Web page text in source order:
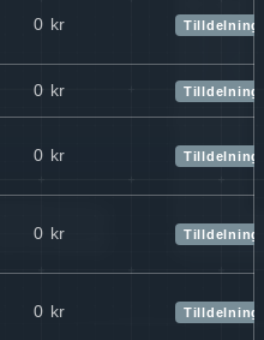
0 kr Tilldelning
0 kr Tilldelning
0 kr Tilldelning
0 kr Tilldelning
0 kr Tilldelning